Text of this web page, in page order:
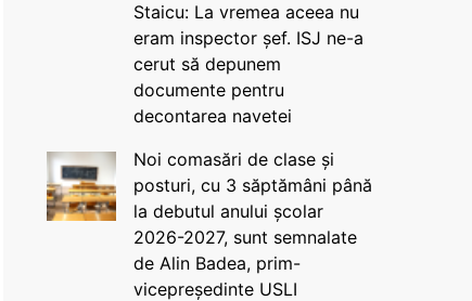
Staicu: La vremea aceea nu
eram inspector șef. ISJ ne-a
cerut să depunem
documente pentru
decontarea navetei
Noi comasări de clase și
posturi, cu 3 săptămâni până
la debutul anului școlar
2026-2027, sunt semnalate
de Alin Badea, prim-
vicepreședinte USLI